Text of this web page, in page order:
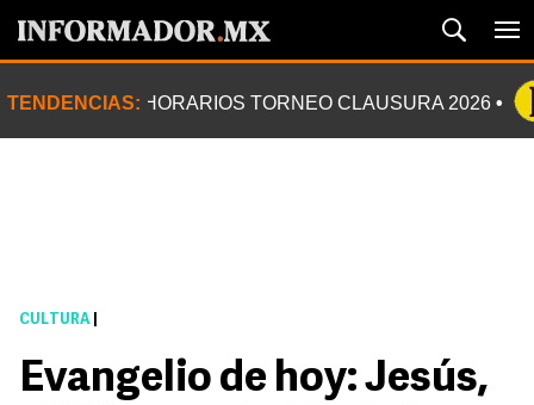
TENDENCIAS: HORARIOS TORNEO CLAUSURA 2026
CULTURA
Evangelio de hoy: Jesús,